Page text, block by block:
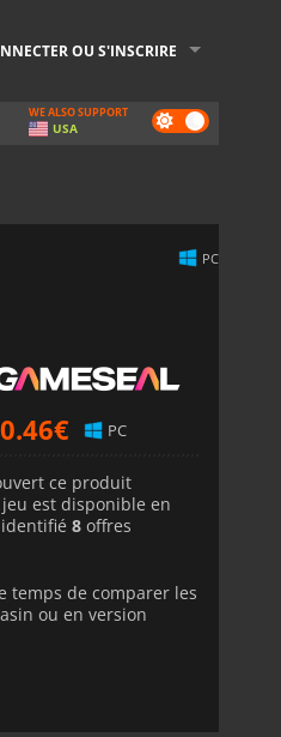
OU S'INSCRIRE
Dark
mode
WE ALSO SUPPORT
USA
PC
0.46€ PC
ce produit
jeu est disponible en
8 offres
temps de comparer les
ou en version